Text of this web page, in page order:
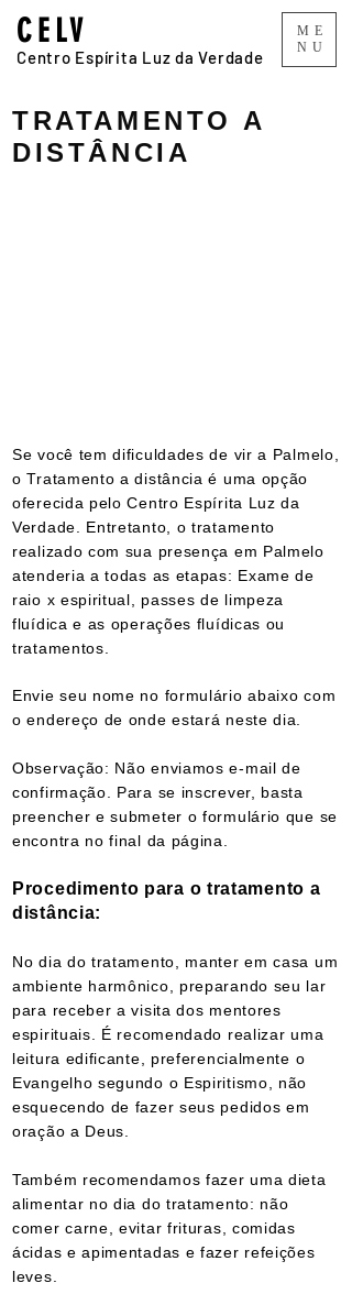
CELV
Centro Espírita Luz da Verdade
ME
NU
TRATAMENTO A
DISTÂNCIA
Se você tem dificuldades de vir a Palmelo,
o Tratamento a distância é uma opção
oferecida pelo Centro Espírita Luz da
Verdade. Entretanto, o tratamento
realizado com sua presença em Palmelo
atenderia a todas as etapas: Exame de
raio x espiritual, passes de limpeza
fluídica e as operações fluídicas ou
tratamentos.
Envie seu nome no formulário abaixo com
o endereço de onde estará neste dia.
Observação: Não enviamos e-mail de
confirmação. Para se inscrever, basta
preencher e submeter o formulário que se
encontra no final da página.
Procedimento para o tratamento a
distância:
No dia do tratamento, manter em casa um
ambiente harmônico, preparando seu lar
para receber a visita dos mentores
espirituais. É recomendado realizar uma
leitura edificante, preferencialmente o
Evangelho segundo o Espiritismo, não
esquecendo de fazer seus pedidos em
oração a Deus.
Também recomendamos fazer uma dieta
alimentar no dia do tratamento: não
comer carne, evitar frituras, comidas
ácidas e apimentadas e fazer refeições
leves.